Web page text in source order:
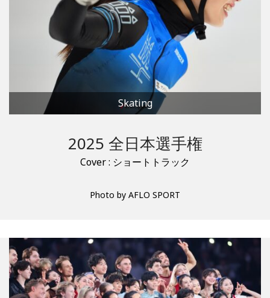
Skating
2025 全日本選手権
Cover : ショートトラック
Photo by AFLO SPORT